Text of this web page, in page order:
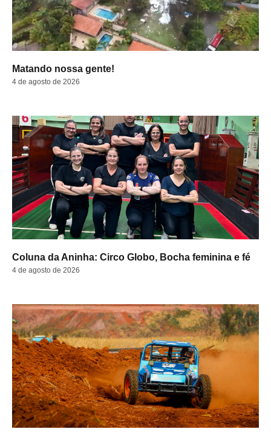
Matando nossa gente!
4 de agosto de 2026
Coluna da Aninha: Circo Globo, Bocha feminina e fé
4 de agosto de 2026